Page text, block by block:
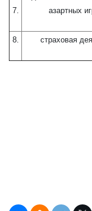
7.
азартных
8.
страховая